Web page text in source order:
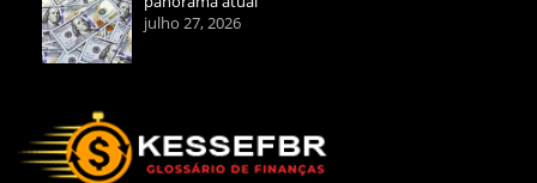
julho 27, 2026